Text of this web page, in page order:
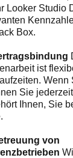
Looker Studio
Box.
ist
Wenn
Sie
Ihnen, Sie
von